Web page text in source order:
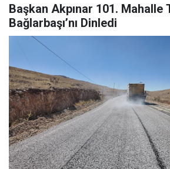
Başkan Akpınar 101. Mahalle
Bağlarbaşı’nı Dinledi